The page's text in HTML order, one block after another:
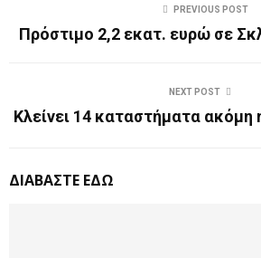
PREVIOUS POST
Πρόστιμο 2,2 εκατ. ευρώ σε
NEXT POST
Κλείνει 14 καταστήματα ακόμη
ΔΙΑΒΑΣΤΕ ΕΔΩ